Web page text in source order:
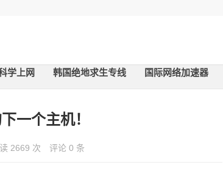
学上网 韩国绝地求生专线 国际网络加速器
一个主机！
2669 次 评论 0 条